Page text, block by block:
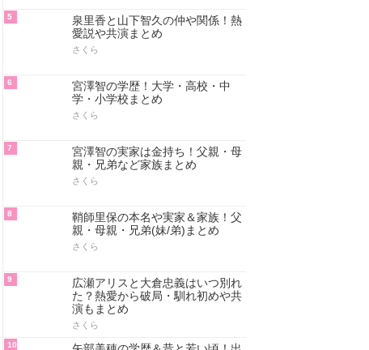
5
泉里香と山下智久の仲や関係！熱
愛説や共演まとめ
さくら
6
宮澤智の学歴！大学・高校・中
学・小学校まとめ
さくら
7
宮澤智の実家は金持ち！父親・母
親・兄弟など家族まとめ
さくら
8
鞘師里保の本名や実家＆家族！父
親・母親・兄弟(妹/弟)まとめ
さくら
9
広瀬アリスと大倉忠義はいつ別れ
た？熱愛から破局・馴れ初めや共
演もまとめ
さくら
10